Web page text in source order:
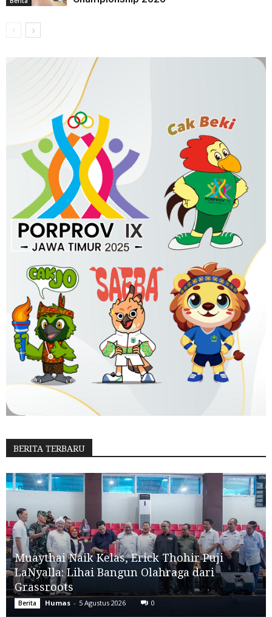
BERITA TERBARU
Muaythai Naik Kelas, Erick Thohir Puji
LaNyalla: Lihai Bangun Olahraga dari
Grassroots
Berita Humas - 5 Agustus 2026 0